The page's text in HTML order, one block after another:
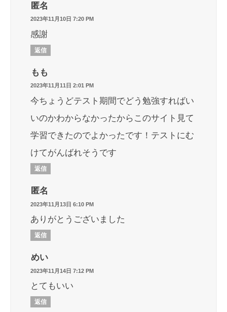
匿名
2023年11月10日 7:20 PM
感謝
返信
もも
2023年11月11日 2:01 PM
今ちょうどテスト期間でどう勉強すればい
いのかわからなかったからこのサイト見て
学習できたのでよかったです！テストにむ
けてがんばれそうです
返信
匿名
2023年11月13日 6:10 PM
ありがとうございました
返信
めい
2023年11月14日 7:12 PM
とてもいい
返信